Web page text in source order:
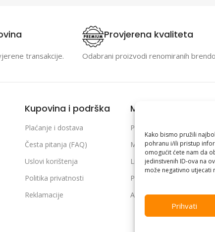
Kako bismo pružili
pohranu i/ili pristup
omogućit ćete nam da
jedinstvenih ID-ova na
može negativno utjecati
Prihvati
transakcije.
Provjerena kvaliteta
Odabrani proizvodi renomiranih
Kupovina i podrška
Plaćanje i dostava
Česta pitanja (FAQ)
Uslovi korištenja
Politika privatnosti
Reklamacije
Moj račun
Prijava / Registracija
Moje narudžbe
Lista želja
Poređenje proizvoda
Adrese i podaci profila